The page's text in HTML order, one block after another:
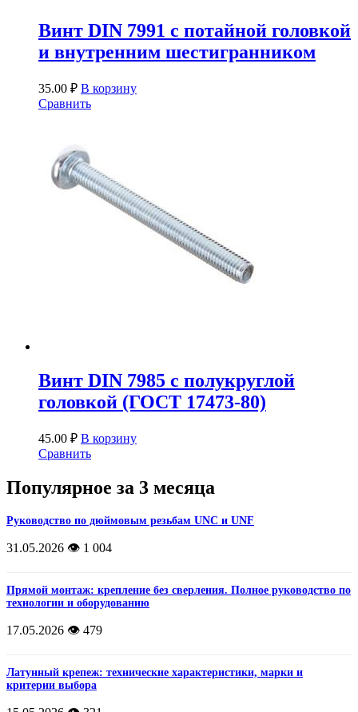
Винт DIN 7991 с потайной головкой
и внутренним шестигранником
35.00 ₽ В корзину
Сравнить
Винт DIN 7985 с полукруглой
головкой (ГОСТ 17473-80)
45.00 ₽ В корзину
Сравнить
Популярное за 3 месяца
Руководство по дюймовым резьбам UNC и UNF
31.05.2026 👁️ 1 004
Прямой монтаж: крепление без сверления. Полное руководство по
технологии и оборудованию
17.05.2026 👁️ 479
Латунный крепеж: технические характеристики, марки и
критерии выбора